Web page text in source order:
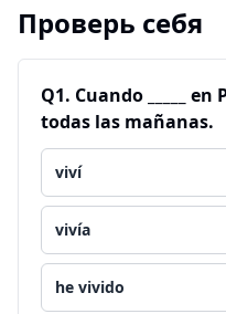
Проверь себя
Q1. Cuando _____
todas las mañanas.
viví
vivía
he vivido